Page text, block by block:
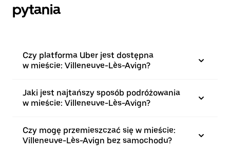
pytania
Czy platforma Uber jest dostępna
w mieście: Villeneuve-Lès-Avign?
Jaki jest najtańszy sposób podróżowania
w mieście: Villeneuve-Lès-Avign?
Czy mogę przemieszczać się w mieście:
Villeneuve-Lès-Avign bez samochodu?